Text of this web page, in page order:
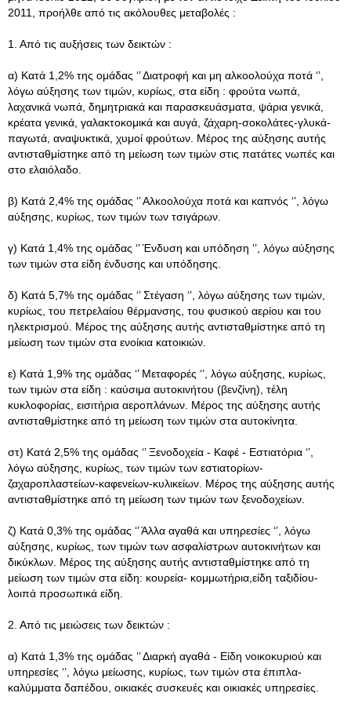
2011, προήλθε από τις ακόλουθες μεταβολές :
1. Από τις αυξήσεις των δεικτών :
α) Κατά 1,2% της ομάδας ‘’ Διατροφή και μη αλκοολούχα ποτά ‘’,
λόγω αύξησης των τιμών, κυρίως, στα είδη : φρούτα νωπά,
λαχανικά νωπά, δημητριακά και παρασκευάσματα, ψάρια γενικά,
κρέατα γενικά, γαλακτοκομικά και αυγά, ζάχαρη-σοκολάτες-γλυκά-
παγωτά, αναψυκτικά, χυμοί φρούτων. Μέρος της αύξησης αυτής
αντισταθμίστηκε από τη μείωση των τιμών στις πατάτες νωπές και
στο ελαιόλαδο.
β) Κατά 2,4% της ομάδας ‘’ Αλκοολούχα ποτά και καπνός ‘’, λόγω
αύξησης, κυρίως, των τιμών των τσιγάρων.
γ) Κατά 1,4% της ομάδας ‘’ Ένδυση και υπόδηση ‘’, λόγω αύξησης
των τιμών στα είδη ένδυσης και υπόδησης.
δ) Κατά 5,7% της ομάδας ‘’ Στέγαση ‘’, λόγω αύξησης των τιμών,
κυρίως, του πετρελαίου θέρμανσης, του φυσικού αερίου και του
ηλεκτρισμού. Μέρος της αύξησης αυτής αντισταθμίστηκε από τη
μείωση των τιμών στα ενοίκια κατοικιών.
ε) Κατά 1,9% της ομάδας ‘’ Μεταφορές ‘’, λόγω αύξησης, κυρίως,
των τιμών στα είδη : καύσιμα αυτοκινήτου (βενζίνη), τέλη
κυκλοφορίας, εισιτήρια αεροπλάνων. Μέρος της αύξησης αυτής
αντισταθμίστηκε από τη μείωση των τιμών στα αυτοκίνητα.
στ) Κατά 2,5% της ομάδας ‘’ Ξενοδοχεία - Καφέ - Εστιατόρια ‘’,
λόγω αύξησης, κυρίως, των τιμών των εστιατορίων-
ζαχαροπλαστείων-καφενείων-κυλικείων. Μέρος της αύξησης αυτής
αντισταθμίστηκε από τη μείωση των τιμών των ξενοδοχείων.
ζ) Κατά 0,3% της ομάδας ‘’ Άλλα αγαθά και υπηρεσίες ‘’, λόγω
αύξησης, κυρίως, των τιμών των ασφαλίστρων αυτοκινήτων και
δικύκλων. Μέρος της αύξησης αυτής αντισταθμίστηκε από τη
μείωση των τιμών στα είδη: κουρεία- κομμωτήρια,είδη ταξιδίου-
λοιπά προσωπικά είδη.
2. Από τις μειώσεις των δεικτών :
α) Κατά 1,3% της ομάδας ‘’ Διαρκή αγαθά - Είδη νοικοκυριού και
υπηρεσίες ‘’, λόγω μείωσης, κυρίως, των τιμών στα έπιπλα-
καλύμματα δαπέδου, οικιακές συσκευές και οικιακές υπηρεσίες.